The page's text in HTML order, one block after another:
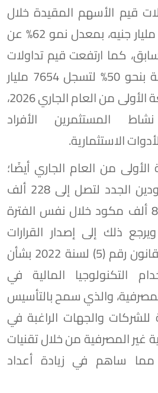
قيم الأسهم المقيدة خلال
الفترة ذاتها نحو 579 مليار جنيه، بمعدل نمو 62% عن
كما ارتفعت قيم تداولات
السندات وأذون الخزانة بنحو 50% لتسجل 7654 مليار
جنيه عن الشهور الأربعة الأولى من العام الجاري 2026،
المستثمرين الأفراد
الاستثمارية.
الأولى من العام الجاري أيضًا؛
تضاعفت أعداد المكودين الجدد لتصل إلى 228 ألف
مكود مقارنة بنحو 83 ألف مكود خلال نفس الفترة
ذلك إلى إصدار القرارات
التنفيذية المنظمة للقانون رقم (5) لسنة 2022 بشأن
التكنولوجيا المالية في
والذي سمح بالتأسيس
للشركات والجهات الراغبة في
غير المصرفية من خلال تقنيات
مما ساهم في زيادة أعداد